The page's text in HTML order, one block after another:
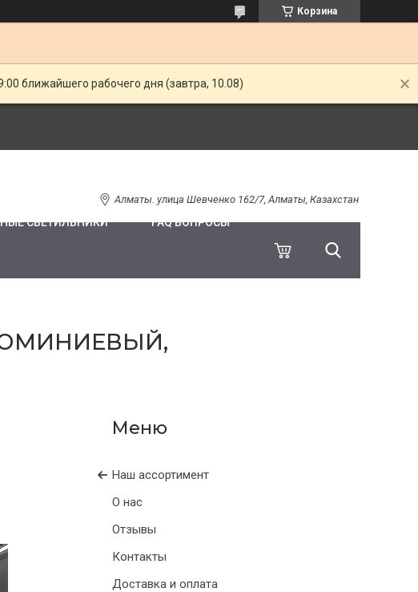
Корзина
ближайшего рабочего дня (завтра, 10.08)
Алматы. улица Шевченко 162/7, Алматы, Казахстан
СВЕТИЛЬНИКИ FAQ ВОПРОСЫ
Наш ассортимент
О нас
Отзывы
Контакты
Доставка и оплата